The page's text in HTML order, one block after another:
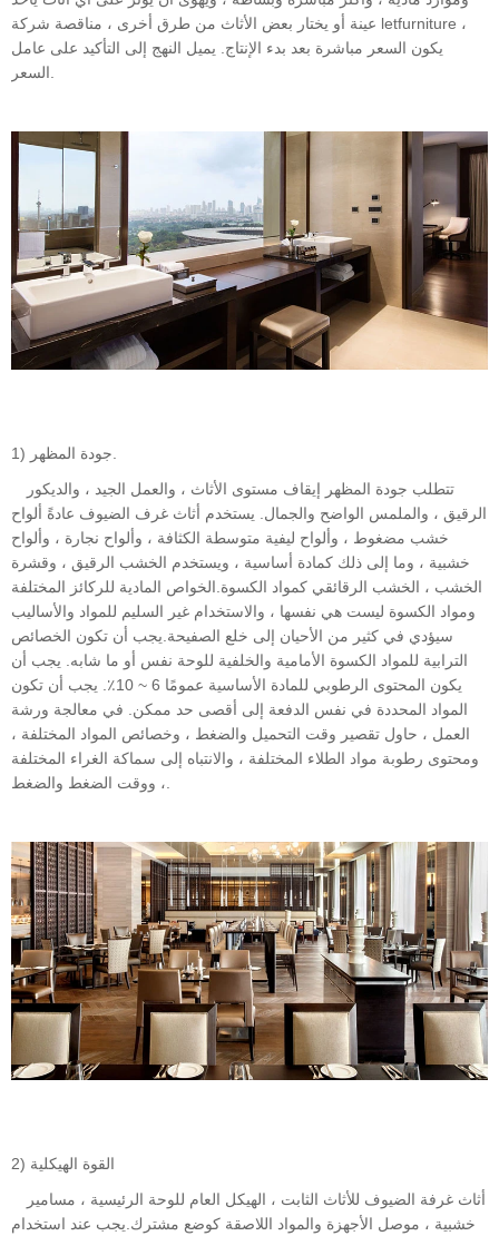
عينة أو يختار بعض الأثاث من طرق أخرى ، مناقصة شركة letfurniture ،
يكون السعر مباشرة بعد بدء الإنتاج. يميل النهج إلى التأكيد على عامل
الرقيق ، والملمس الواضح والجمال. يستخدم أثاث غرف الضيوف عادةً ألواح
خشب مضغوط ، وألواح ليفية متوسطة الكثافة ، وألواح نجارة ، وألواح
خشبية ، وما إلى ذلك كمادة أساسية ، ويستخدم الخشب الرقيق ، وقشرة
الخشب ، الخشب الرقائقي كمواد الكسوة.الخواص المادية للركائز المختلفة
ومواد الكسوة ليست هي نفسها ، والاستخدام غير السليم للمواد والأساليب
سيؤدي في كثير من الأحيان إلى خلع الصفيحة.يجب أن تكون الخصائص
الترابية للمواد الكسوة الأمامية والخلفية للوحة نفس أو ما شابه. يجب أن
يكون المحتوى الرطوبي للمادة الأساسية عمومًا 6 ~ 10٪. يجب أن تكون
المواد المحددة في نفس الدفعة إلى أقصى حد ممكن. في معالجة ورشة
العمل ، حاول تقصير وقت التحميل والضغط ، وخصائص المواد المختلفة ،
ومحتوى رطوبة مواد الطلاء المختلفة ، والانتباه إلى سماكة الغراء المختلفة
2) القوة الهيكلية
خشبية ، موصل الأجهزة والمواد اللاصقة كوضع مشترك.يجب عند استخدام